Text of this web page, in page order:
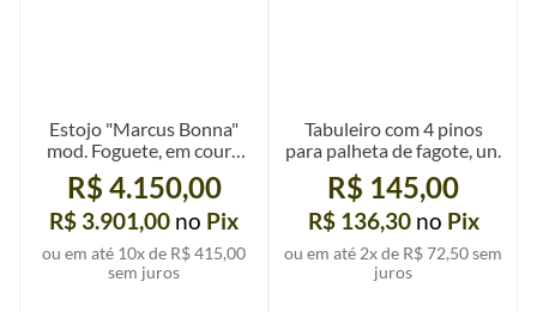
Estojo "Marcus Bonna"
mod. Foguete, em couro
azul, usado, un.
R$ 4.150,00
R$ 3.901,00 no Pix
ou em até 10x de R$ 415,00
sem juros
Tabuleiro com 4 pinos
para palheta de fagote, un.
R$ 145,00
R$ 136,30 no Pix
ou em até 2x de R$ 72,50sem
juros